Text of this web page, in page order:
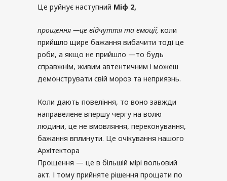
Це руйнує наступний Міф 2,
прощення —це відчуття та емоції, коли
прийшло щире бажання вибачити тоді це
роби, а якщо не прийшло —то будь
справжнім, живим автентичним і можеш
демонструвати свій мороз та неприязнь.
Коли дають повеління, то воно завжди
направелене впершу чергу на волю
людини, це не вмовляння, переконування,
бажання вплинути. Це очікування нашого
Архітектора
Прощення — це в більшій мірі вольовий
акт. І тому прийняте рішення прощати по